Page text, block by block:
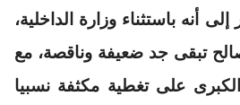
أنه باستثناء وزارة الداخلية،
تبقى جد ضعيفة وناقصة، مع
على تغطية مكثفة نسبيا